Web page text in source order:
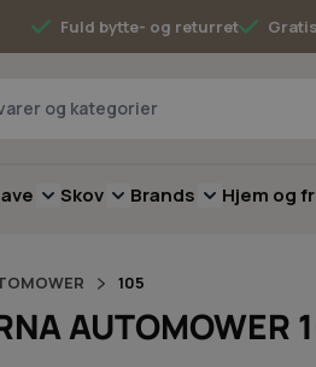
Fuld bytte- og returret
submenu for Batterimaskiner
Toggle submenu for Have
Skov Toggle submenu for Skov
Brands Toggle
Hjem og
105
AUTOMOWER